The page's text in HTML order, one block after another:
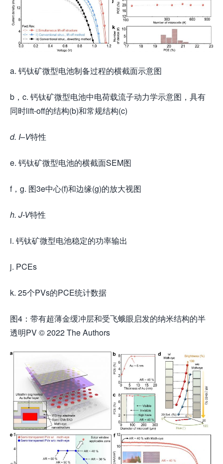
a. 钙钛矿微型电池制备过程的横截面示意图
b，c. 钙钛矿微型电池中电荷载流子动力学示意图，具有
同时lift-off的结构(b)和常规结构(c)
d. I–V特性
e. 钙钛矿微型电池的横截面SEM图
f，g. 图3e中心(f)和边缘(g)的放大视图
h. J-V特性
i. 钙钛矿微型电池稳定的功率输出
j. PCEs
k. 25个PVs的PCE统计数据
图4：带有超薄金缓冲层和受飞蛾眼启发的纳米结构的半
透明PV © 2022 The Authors